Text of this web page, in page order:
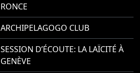
RONCE
ARCHIPELAGOGO CLUB
SESSION D’ÉCOUTE: LA LAÏCITÉ À
GENÈVE